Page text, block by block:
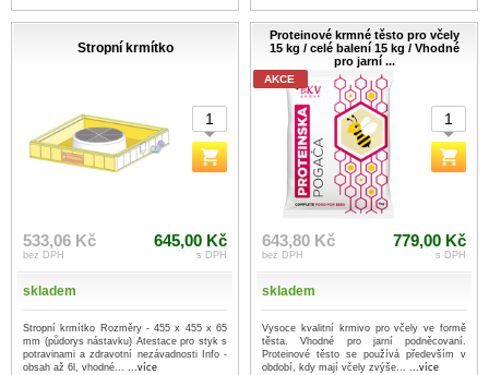
Stropní krmítko
533,06 Kč
bez DPH
645,00 Kč
s DPH
skladem
Stropní krmítko Rozměry - 455 x 455 x 65
mm (půdorys nástavku) Atestace pro styk s
potravinami a zdravotní nezávadnosti Info -
obsah až 6l, vhodné... ...více
Proteinové krmné těsto pro včely
15 kg / celé balení 15 kg / Vhodné
pro jarní ...
AKCE
643,80 Kč
bez DPH
779,00 Kč
s DPH
skladem
Vysoce kvalitní krmivo pro včely ve formě
těsta. Vhodné pro jarní podněcovaní.
Proteinové těsto se používá především v
období, kdy mají včely zvýše... ...více